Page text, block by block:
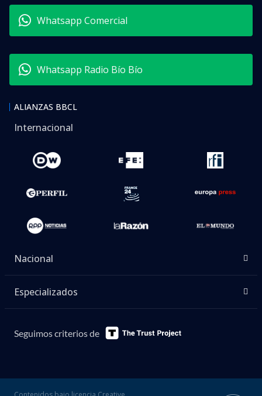
Whatsapp Comercial
Whatsapp Radio Bío Bío
ALIANZAS BBCL
Internacional
Nacional
Especializados
Seguimos criterios de